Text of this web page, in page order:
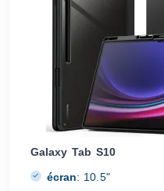
Galaxy Tab S10
écran: 10.5"